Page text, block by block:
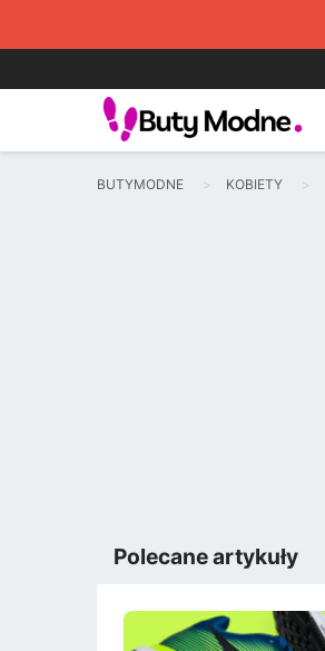
BUTYMODNE KOBIETY
Polecane artykuły